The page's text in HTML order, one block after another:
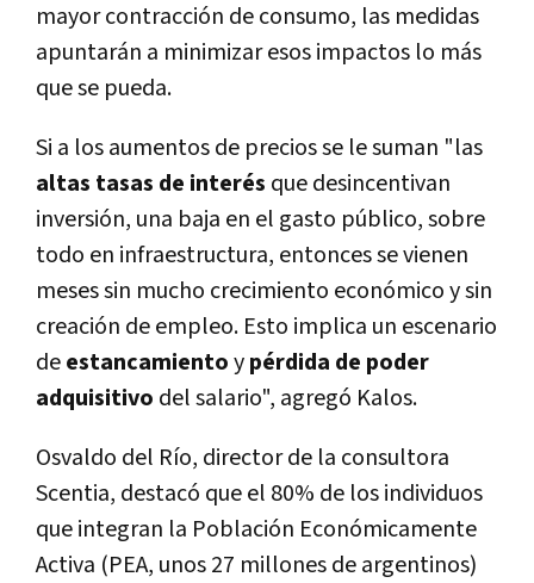
mayor contracción de consumo, las medidas
apuntarán a minimizar esos impactos lo más
que se pueda.
Si a los aumentos de precios se le suman "las
altas tasas de interés que desincentivan
inversión, una baja en el gasto público, sobre
todo en infraestructura, entonces se vienen
meses sin mucho crecimiento económico y sin
creación de empleo. Esto implica un escenario
deestancamientoypérdida de poder
adquisitivo del salario", agregó Kalos.
Osvaldo del Rí­o, director de la consultora
Scentia, destacó que el 80% de los individuos
que integran la Población Económicamente
Activa (PEA, unos 27 millones de argentinos)